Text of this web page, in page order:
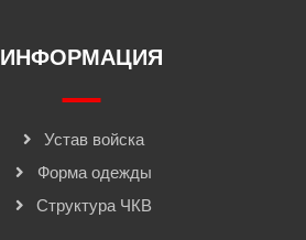
ИНФОРМАЦИЯ
Устав войска
Форма одежды
Структура ЧКВ